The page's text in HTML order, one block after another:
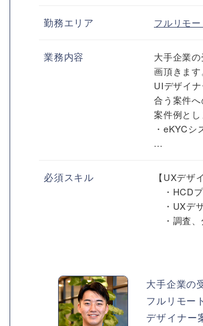
勤務エリア フルリモー
業務内容
大手企業
画頂きます
UIデザイ
合う案件へ
案件例とし
・eKYCシ
...
必須スキル
【UXデザ
・HCD
・UXデ
・調査、
大手企業の
フルリモー
デザイナー